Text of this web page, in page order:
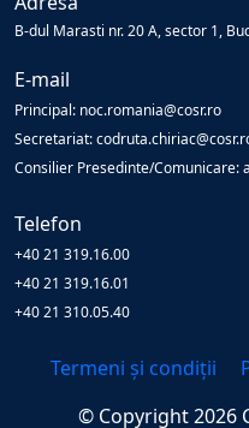
B-dul Marasti nr. 20 A, sector 1,
E-mail
Principal: noc.romania@cosr.ro
Secretariat:
Consilier Presedinte/Comunicare:
Telefon
+40 21 319.16.00
+40 21 319.16.01
+40 21 310.05.40
Termeni și condiții
© Copyright2026